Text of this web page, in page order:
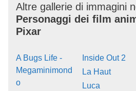
Altre gallerie di immagini
Personaggi dei film
Pixar
A Bugs Life -
Megaminimond
o
Inside Out 2
La Haut
Luca